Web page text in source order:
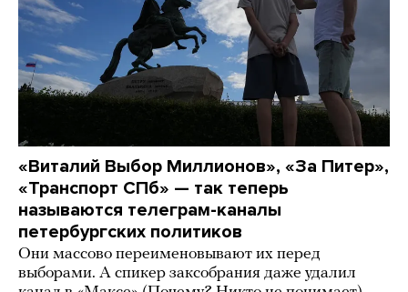
«Виталий Выбор Миллионов», «За Питер»,
«Транспорт СПб» — так теперь
называются телеграм-каналы
петербургских политиков
Они массово переименовывают их перед
выборами. А спикер заксобрания даже удалил